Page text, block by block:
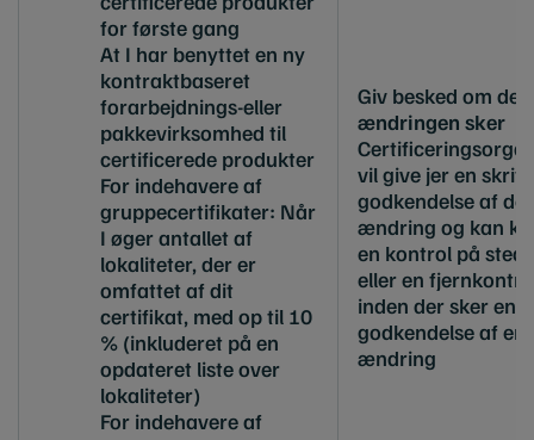
for første gang
At I har benyttet en ny
kontraktbaseret
forarbejdnings-eller
pakkevirksomhed til
certificerede produkter
For indehavere af
gruppecertifikater: Når
I øger antallet af
lokaliteter, der er
omfattet af dit
certifikat, med op til 10
% (inkluderet på en
opdateret liste over
lokaliteter)
For indehavere af
Giv besked om
ændringen sker
vil give jer en
godkendelse af
ændring og kan
en kontrol på
eller en
inden der sker en
godkendelse af en
ændring